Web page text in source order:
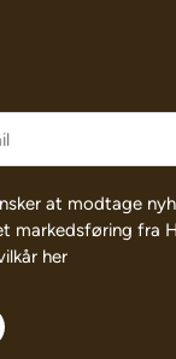
at modtage
markedsføring fra
her